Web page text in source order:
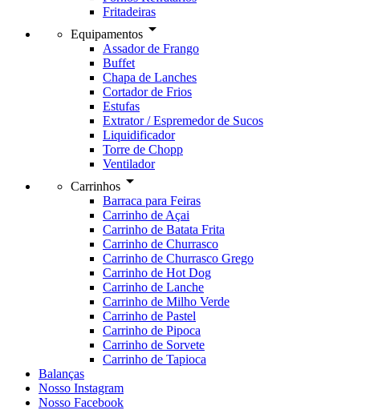
Fritadeiras
Equipamentos arrow_drop_down
Assador de Frango
Buffet
Chapa de Lanches
Cortador de Frios
Estufas
Extrator / Espremedor de Sucos
Liquidificador
Torre de Chopp
Ventilador
Carrinhos arrow_drop_down
Barraca para Feiras
Carrinho de Açai
Carrinho de Batata Frita
Carrinho de Churrasco
Carrinho de Churrasco Grego
Carrinho de Hot Dog
Carrinho de Lanche
Carrinho de Milho Verde
Carrinho de Pastel
Carrinho de Pipoca
Carrinho de Sorvete
Carrinho de Tapioca
Balanças
Nosso Instagram
Nosso Facebook